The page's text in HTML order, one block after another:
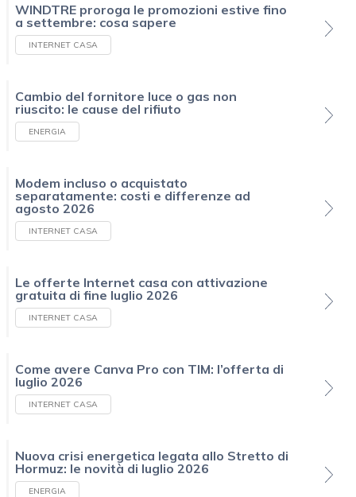
WINDTRE proroga le promozioni estive fino
a settembre: cosa sapere
INTERNET CASA
Cambio del fornitore luce o gas non
riuscito: le cause del rifiuto
ENERGIA
Modem incluso o acquistato
separatamente: costi e differenze ad
agosto 2026
INTERNET CASA
Le offerte Internet casa con attivazione
gratuita di fine luglio 2026
INTERNET CASA
Come avere Canva Pro con TIM: l’offerta di
luglio 2026
INTERNET CASA
Nuova crisi energetica legata allo Stretto di
Hormuz: le novità di luglio 2026
ENERGIA